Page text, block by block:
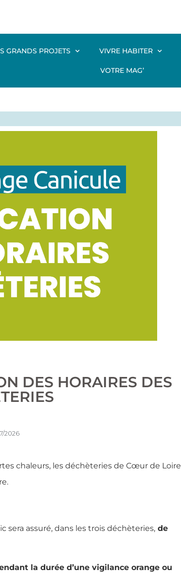
GRANDS PROJETS VIVRE HABITER
VOTRE MAG’
DES HORAIRES DES
2026
chaleurs, les déchèteries de Cœur de Loire
sera assuré, dans les trois déchèteries, de
la durée d’une vigilance orange ou